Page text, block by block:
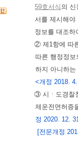
59호서식 의 신
서를 제시해야
정보를 대조
② 제1항에 따
따른 행정정
하지 아니하
<개정 2018.
③ 시ㆍ도경찰
제운전면허증
정 2020. 12.
[전문개정